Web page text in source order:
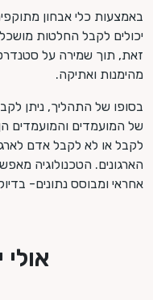
באמצעות כלי אבחון
יכולים לקבל החלטות
זאת, תוך שמירה על
מהימנות ואתיקה.
בסופו של התהליך, ניתן
של המועמדים והמועמדים
לקבל או לא לקבל אדם
הארגונים. הטכנולוגיה
אחראי ומבוסס נתונים-
אולי